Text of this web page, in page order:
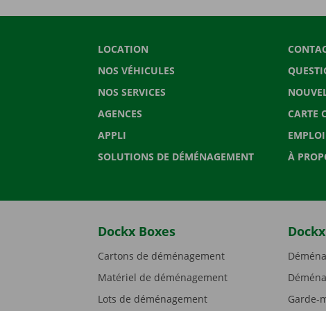
LOCATION
NOS VÉHICULES
NOS SERVICES
AGENCES
APPLI
SOLUTIONS DE DÉMÉNAGEMENT
CARTE
EMPLOI
À
Dockx Boxes
Cartons de déménagement
Matériel de déménagement
Lots de déménagement
Garde-